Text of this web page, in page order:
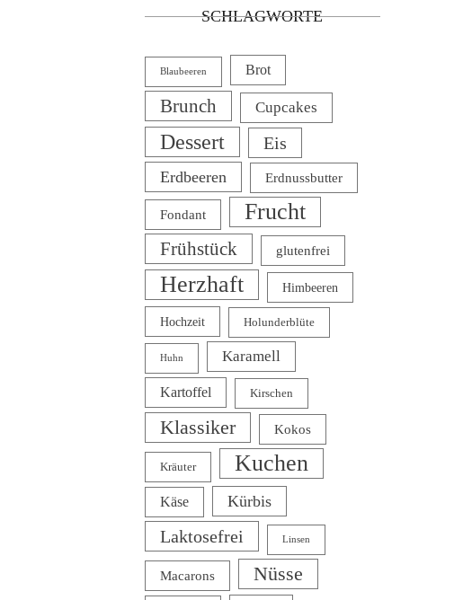
SCHLAGWORTE
Blaubeeren Brot
Brunch Cupcakes
Dessert Eis
Erdbeeren Erdnussbutter
Fondant Frucht
Frühstück glutenfrei
Herzhaft Himbeeren
Hochzeit Holunderblüte
Huhn Karamell
Kartoffel Kirschen
Klassiker Kokos
Kräuter Kuchen
Käse Kürbis
Laktosefrei Linsen
Macarons Nüsse